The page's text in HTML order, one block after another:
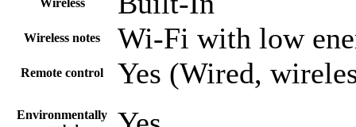
Wireless
Wireless notes Wi-Fi with low
Remote control Yes (Wired,
Environmentally